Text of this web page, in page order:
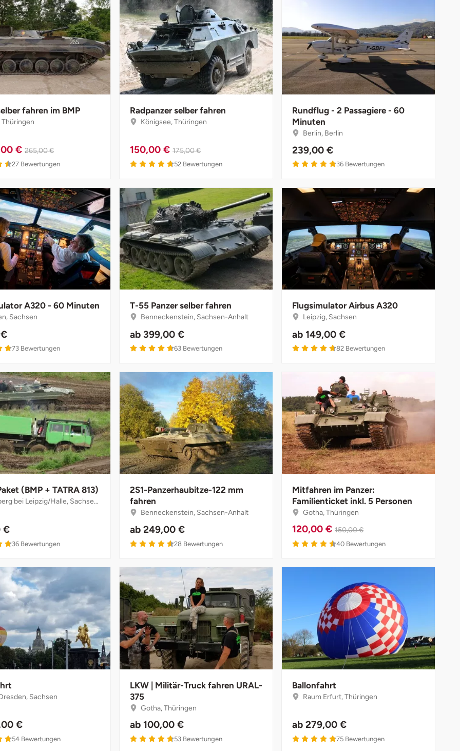
fahren im BMP
€ 265,00 €
27 Bewertungen
Radpanzer selber fahren
Königsee, Thüringen
150,00 € 175,00 €
52 Bewertungen
Rundflug - 2 Passagiere - 60
Minuten
Berlin, Berlin
239,00 €
36 Bewertungen
A320 - 60 Minuten
Sachsen
73 Bewertungen
T-55 Panzer selber fahren
Benneckenstein, Sachsen-Anhalt
ab 399,00 €
63 Bewertungen
Flugsimulator Airbus A320
Leipzig, Sachsen
ab 149,00 €
82 Bewertungen
(BMP + TATRA 813)
bei Leipzig/Halle, Sachsen-Anhalt
€
36 Bewertungen
2S1-Panzerhaubitze-122 mm
fahren
Benneckenstein, Sachsen-Anhalt
ab 249,00 €
28 Bewertungen
Mitfahren im Panzer:
Familienticket inkl. 5 Personen
Gotha, Thüringen
120,00 € 150,00 €
40 Bewertungen
Sachsen
€
54 Bewertungen
LKW | Militär-Truck fahren URAL-
375
Gotha, Thüringen
ab 100,00 €
53 Bewertungen
Ballonfahrt
Raum Erfurt, Thüringen
ab 279,00 €
75 Bewertungen